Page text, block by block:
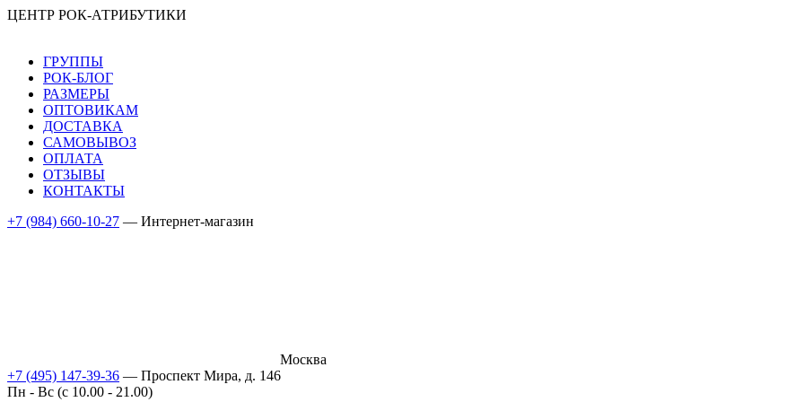
ЦЕНТР РОК-АТРИБУТИКИ
ГРУППЫ
РОК-БЛОГ
РАЗМЕРЫ
ОПТОВИКАМ
ДОСТАВКА
САМОВЫВОЗ
ОПЛАТА
ОТЗЫВЫ
КОНТАКТЫ
+7 (984) 660-10-27 — Интернет-магазин
Москва
+7 (495) 147-39-36 — Проспект Мира, д. 146
Пн - Вс (c 10.00 - 21.00)